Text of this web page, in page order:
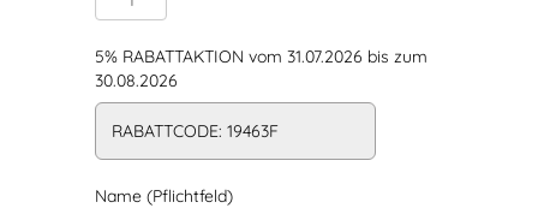
5% RABATTAKTION vom 31.07.2026 bis zum
30.08.2026
RABATTCODE: 19463F
Name (Pflichtfeld)